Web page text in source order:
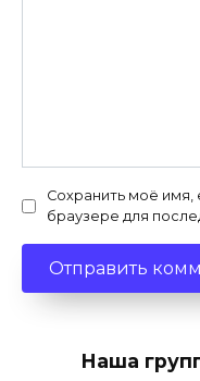
Сохранить моё имя,
браузере для
Наша